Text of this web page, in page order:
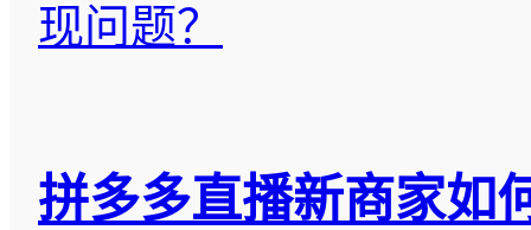
现问题？
拼多多直播新商家如